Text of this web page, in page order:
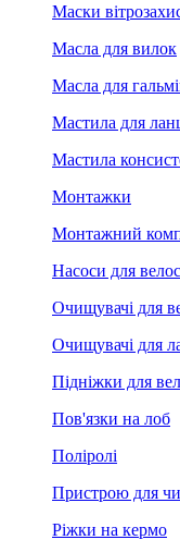
Маски
Масла для вилок
Масла для
Мастила для
Мастила
Монтажки
Монтажний
Насоси для
Очищувачі для
Очищувачі для
Підніжки для
Пов'язки на лоб
Поліролі
Пристрою для
Ріжки на кермо